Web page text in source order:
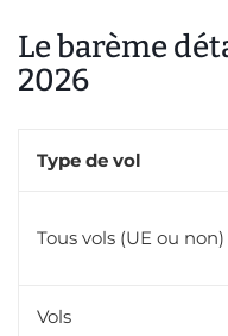
Le barème
2026
Type de vol
Tous vols (UE ou non)
Vols